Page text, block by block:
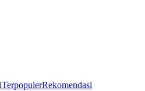
TerpopulerRekomendasi